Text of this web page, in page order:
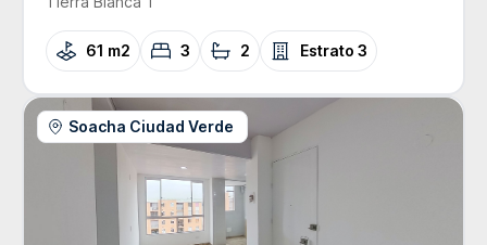
61 m2 3 2 Estrato 3
Soacha Ciudad Verde